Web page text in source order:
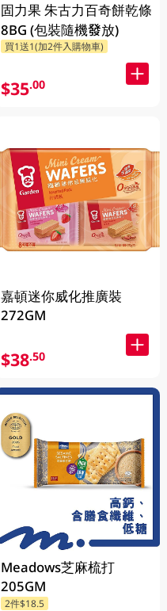
固力果 朱古力百奇餅乾條
8BG (包裝隨機發放)
買1送1(加2件入購物車)
$35.00
嘉頓迷你威化推廣裝
272GM
$38.50
Meadows芝麻梳打
205GM
2件$18.5